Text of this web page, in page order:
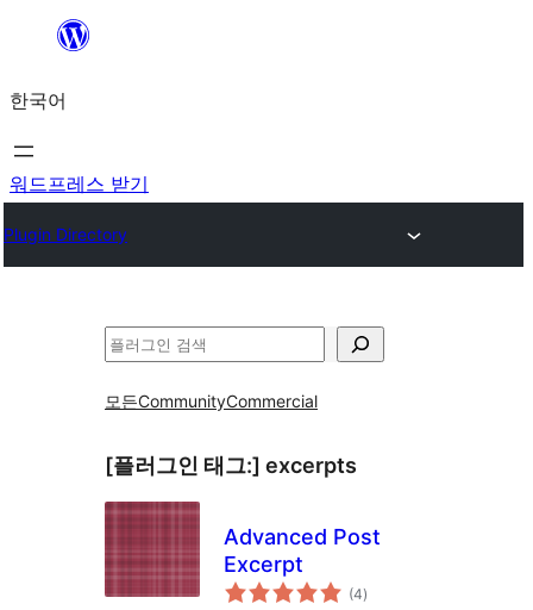
츠
로
바
가
한국어
워드프레스 받기
Plugin Directory
검
모든CommunityCommercial
[플러그인 태그:] excerpts
Advanced Post
Excerpt
(4전
체)